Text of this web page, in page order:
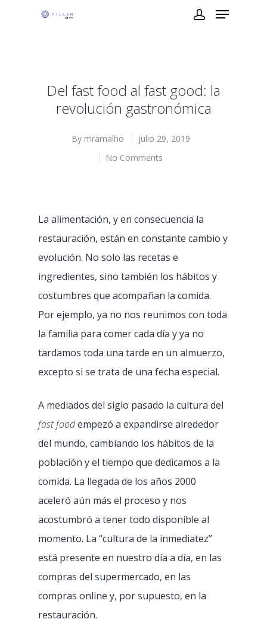
Del fast food al fast good: la
revolución gastronómica
By mramalho
julio 29, 2019
No Comments
La alimentación, y en consecuencia la
restauración, están en constante cambio y
evolución. No solo las recetas e
ingredientes, sino también los hábitos y
costumbres que acompañan la comida.
Por ejemplo, ya no nos reunimos con toda
la familia para comer cada día y ya no
tardamos toda una tarde en un almuerzo,
excepto si se trata de una fecha especial.
A mediados del siglo pasado la cultura del
fast foodempezó a expandirse alrededor
del mundo, cambiando los hábitos de la
población y el tiempo que dedicamos a la
comida. La llegada de los años 2000
aceleró aún más el proceso y nos
acostumbró a tener todo disponible al
momento. La “cultura de la inmediatez”
está presente en nuestro día a día, en las
compras del supermercado, en las
compras online y, por supuesto, en la
restauración.